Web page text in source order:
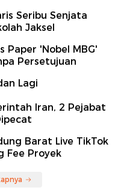
Seribu Senjata
Jaksel
Paper 'Nobel MBG'
Persetujuan
Lagi
Iran, 2 Pejabat
Barat Live TikTok
Fee Proyek